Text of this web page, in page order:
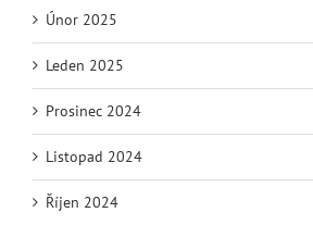
Únor 2025
Leden 2025
Prosinec 2024
Listopad 2024
Říjen 2024